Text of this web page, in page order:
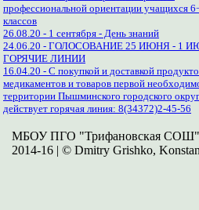
профессиональной ориентации учащихся
классов
26.08.20 - 1 сентября - День знаний
24.06.20 - ГОЛОСОВАНИЕ 25 ИЮНЯ - 1
ГОРЯЧИЕ ЛИНИИ
16.04.20 - С покупкой и доставкой
медикаментов и товаров первой
территории Пышминского городского
действует горячая линия: 8(34372)2-45-56
МБОУ ПГО "Трифановская СОШ"
2014-16 | © Dmitry Grishko,